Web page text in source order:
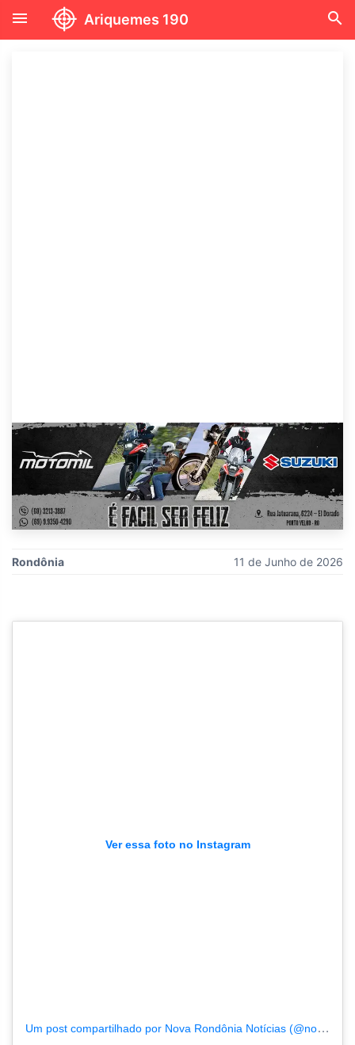
menu Ariquemes 190 search
Rondônia 11 de Junho de 2026
Ver essa foto no Instagram
Um post compartilhado por Nova Rondônia Notícias (@novarondonia)